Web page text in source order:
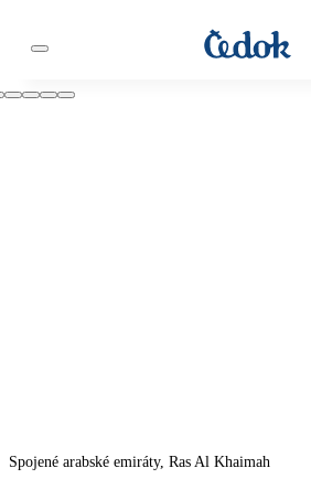
Spojené arabské emiráty, Ras Al Khaimah